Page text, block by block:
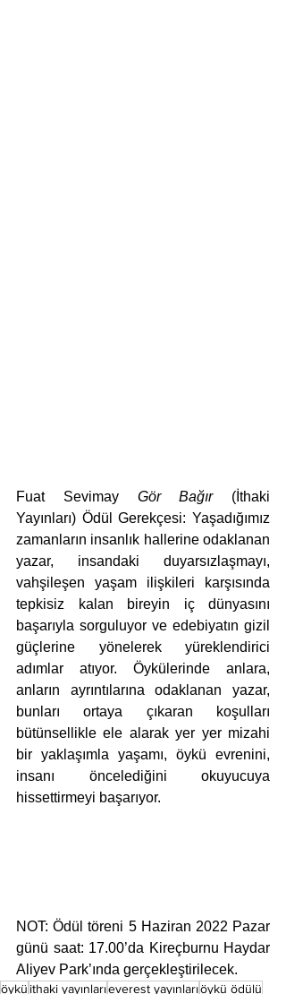
Fuat Sevimay Gör Bağır (İthaki
Yayınları) Ödül Gerekçesi: Yaşadığımız
zamanların insanlık hallerine odaklanan
yazar, insandaki duyarsızlaşmayı,
vahşileşen yaşam ilişkileri karşısında
tepkisiz kalan bireyin iç dünyasını
başarıyla sorguluyor ve edebiyatın gizil
güçlerine yönelerek yüreklendirici
adımlar atıyor. Öykülerinde anlara,
anların ayrıntılarına odaklanan yazar,
bunları ortaya çıkaran koşulları
bütünsellikle ele alarak yer yer mizahi
bir yaklaşımla yaşamı, öykü evrenini,
insanı öncelediğini okuyucuya
hissettirmeyi başarıyor.
NOT: Ödül töreni 5 Haziran 2022 Pazar
günü saat: 17.00’da Kireçburnu Haydar
Aliyev Park’ında gerçekleştirilecek.
öykü ithaki yayınlarıeverest yayınlarıöykü ödülü